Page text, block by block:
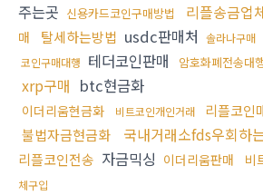
주는곳 신용카드코인구매방법 리플송금업
매
탈세하는방법 usdc판매처 솔라나구매
코인구매대행 테더코인판매 암호화폐전송대
xrp구매 btc현금화
이더리움현금화 비트코인개인거래 리플코인
불법자금현금화 국내거래소fds우회하
리플코인전송 자금믹싱 이더리움판매 비
체구입